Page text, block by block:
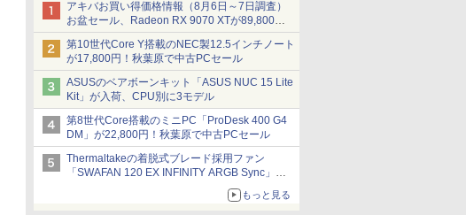
アキバお買い得価格情報（8月6日～7日調査）
お盆セール、Radeon RX 9070 XTが89,800
円、水平周波数24.8kHz対応の17型モニターが
9,801円、暑さ指数連動セール ほか
第10世代Core Y搭載のNEC製12.5インチノート
が17,800円！秋葉原で中古PCセール
ASUSのベアボーンキット「ASUS NUC 15 Lite
Kit」が入荷、CPU別に3モデル
第8世代Core搭載のミニPC「ProDesk 400 G4
DM」が22,800円！秋葉原で中古PCセール
Thermaltakeの着脱式ブレード採用ファン
「SWAFAN 120 EX INFINITY ARGB Sync」に
単品パッケージ 交換用リバースファンブレード
もっと見る